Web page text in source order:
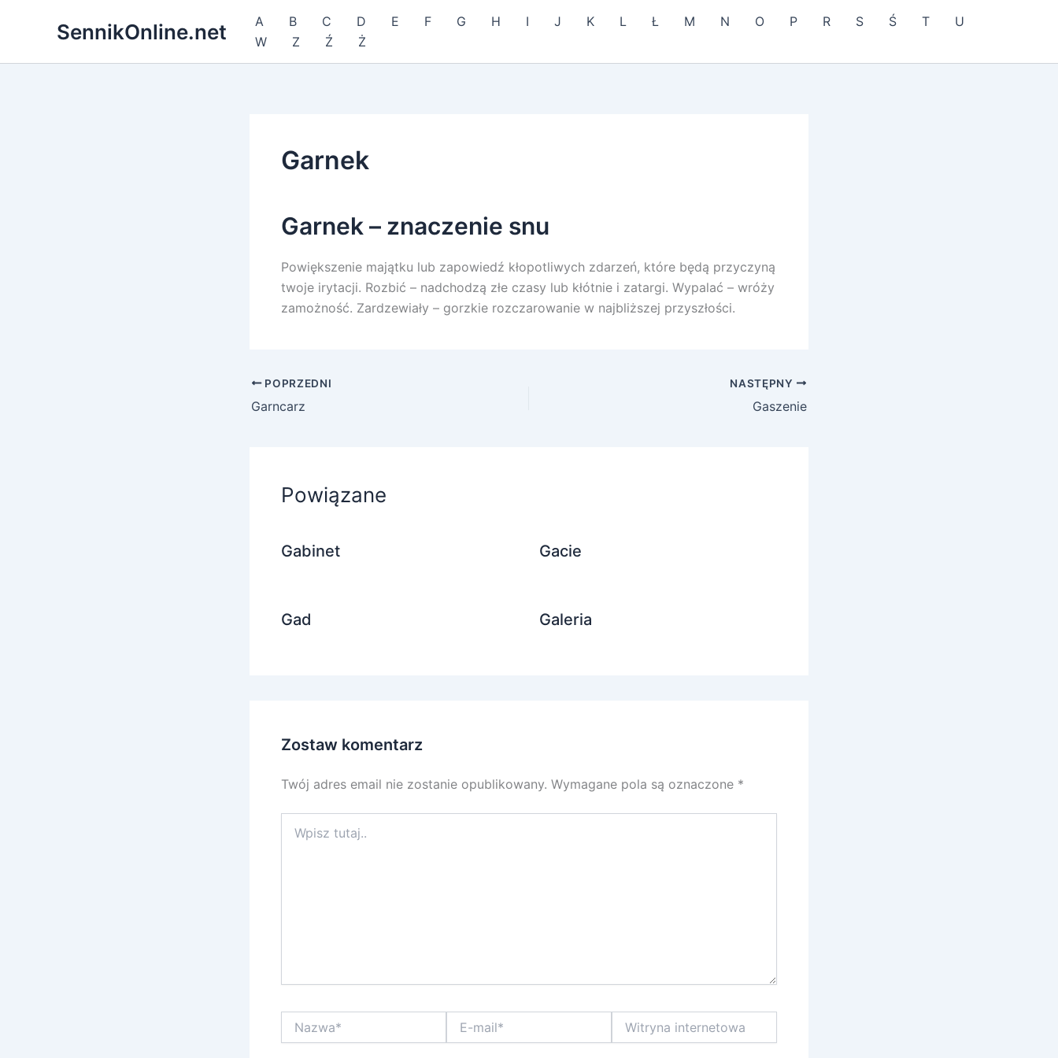
SennikOnline.net A B C D E F G H I J K L Ł M N O P R S Ś T
U
W
Z Ź Ż
Garnek
Garnek – znaczenie snu
Powiększenie majątku lub zapowiedź kłopotliwych zdarzeń, które będą przyczyną
twoje irytacji. Rozbić – nadchodzą złe czasy lub kłótnie i zatargi. Wypalać – wróży
zamożność. Zardzewiały – gorzkie rozczarowanie w najbliższej przyszłości.
POPRZEDNI
Garncarz
NASTĘPNY
Gaszenie
Powiązane
Gabinet Gacie
Gad Galeria
Zostaw komentarz
Twój adres email nie zostanie opublikowany. Wymagane pola są oznaczone *
tutaj..
mail*
internetowa